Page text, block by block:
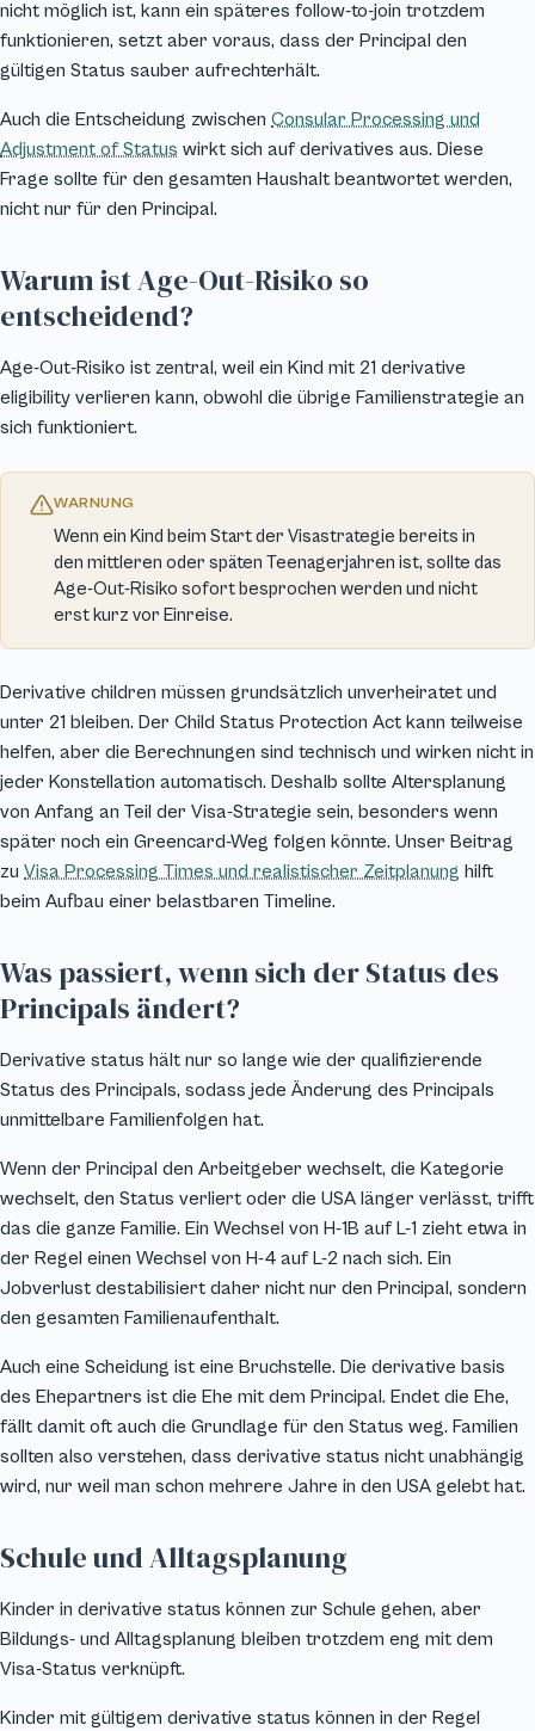
nicht möglich ist, kann ein späteres follow-to-join trotzdem
funktionieren, setzt aber voraus, dass der Principal den
gültigen Status sauber aufrechterhält.
Auch die Entscheidung zwischen Consular Processing und
Adjustment of Status wirkt sich auf derivatives aus. Diese
Frage sollte für den gesamten Haushalt beantwortet werden,
nicht nur für den Principal.
Warum ist Age-Out-Risiko so
entscheidend?
Age-Out-Risiko ist zentral, weil ein Kind mit 21 derivative
eligibility verlieren kann, obwohl die übrige Familienstrategie an
sich funktioniert.
WARNUNG
Wenn ein Kind beim Start der Visastrategie bereits in
den mittleren oder späten Teenagerjahren ist, sollte das
Age-Out-Risiko sofort besprochen werden und nicht
erst kurz vor Einreise.
Derivative children müssen grundsätzlich unverheiratet und
unter 21 bleiben. Der Child Status Protection Act kann teilweise
helfen, aber die Berechnungen sind technisch und wirken nicht in
jeder Konstellation automatisch. Deshalb sollte Altersplanung
von Anfang an Teil der Visa-Strategie sein, besonders wenn
später noch ein Greencard-Weg folgen könnte. Unser Beitrag
zu Visa Processing Times und realistischer Zeitplanung hilft
beim Aufbau einer belastbaren Timeline.
Was passiert, wenn sich der Status des
Principals ändert?
Derivative status hält nur so lange wie der qualifizierende
Status des Principals, sodass jede Änderung des Principals
unmittelbare Familienfolgen hat.
Wenn der Principal den Arbeitgeber wechselt, die Kategorie
wechselt, den Status verliert oder die USA länger verlässt, trifft
das die ganze Familie. Ein Wechsel von H-1B auf L-1 zieht etwa in
der Regel einen Wechsel von H-4 auf L-2 nach sich. Ein
Jobverlust destabilisiert daher nicht nur den Principal, sondern
den gesamten Familienaufenthalt.
Auch eine Scheidung ist eine Bruchstelle. Die derivative basis
des Ehepartners ist die Ehe mit dem Principal. Endet die Ehe,
fällt damit oft auch die Grundlage für den Status weg. Familien
sollten also verstehen, dass derivative status nicht unabhängig
wird, nur weil man schon mehrere Jahre in den USA gelebt hat.
Schule und Alltagsplanung
Kinder in derivative status können zur Schule gehen, aber
Bildungs- und Alltagsplanung bleiben trotzdem eng mit dem
Visa-Status verknüpft.
Kinder mit gültigem derivative status können in der Regel